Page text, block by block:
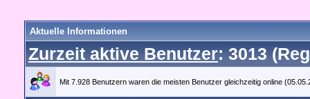
Aktuelle Informationen
Zurzeit aktive Benutzer: 3013
Mit 7.928 Benutzern waren die meisten Benutzer gleichzeitig online